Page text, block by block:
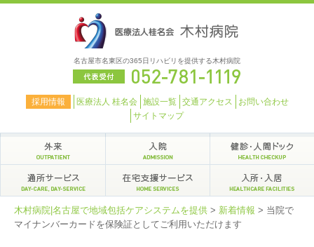
名古屋市名東区の365日リハビリを提供する木村病院
採用情報 医療法人 桂名会 施設一覧 交通アクセス
お問い合わせ
サイトマップ
木村病院|名古屋で地域包括ケアシステムを提供 > 新着情報 > 当院で
マイナンバーカードを保険証としてご利用いただけます